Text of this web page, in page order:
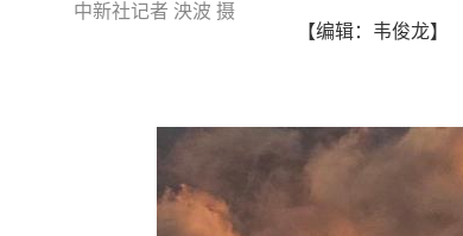
中新社记者 泱波 摄
【编辑：韦俊龙】